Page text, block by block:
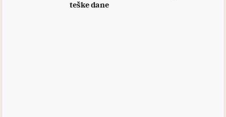
teške dane